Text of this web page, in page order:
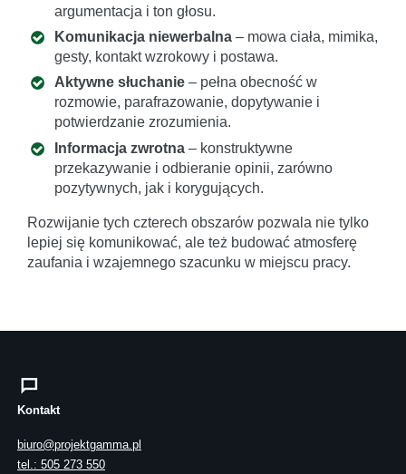
argumentacja i ton głosu.
Komunikacja niewerbalna – mowa ciała, mimika,
gesty, kontakt wzrokowy i postawa.
Aktywne słuchanie – pełna obecność w
rozmowie, parafrazowanie, dopytywanie i
potwierdzanie zrozumienia.
Informacja zwrotna – konstruktywne
przekazywanie i odbieranie opinii, zarówno
pozytywnych, jak i korygujących.
Rozwijanie tych czterech obszarów pozwala nie tylko
lepiej się komunikować, ale też budować atmosferę
zaufania i wzajemnego szacunku w miejscu pracy.
Kontakt
biuro@projektgamma.pl
tel.: 505 273 550